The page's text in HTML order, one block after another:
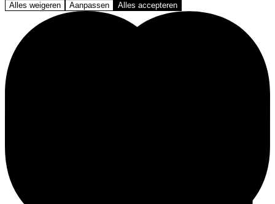
Alles weigeren Aanpassen Alles accepteren